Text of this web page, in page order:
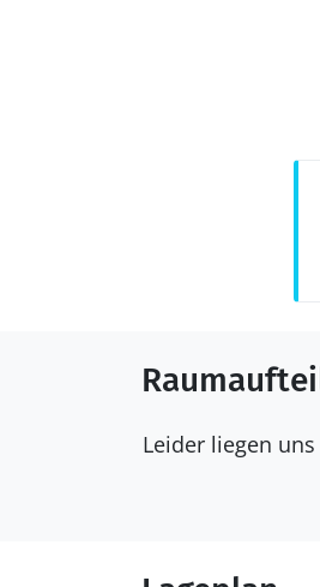
Leider liegen